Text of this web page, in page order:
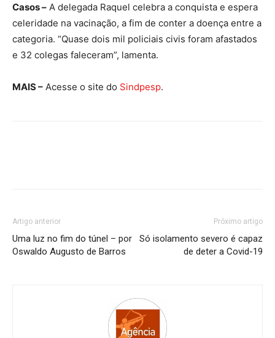
Casos – A delegada Raquel celebra a conquista e espera
celeridade na vacinação, a fim de conter a doença entre a
categoria. “Quase dois mil policiais civis foram afastados
e 32 colegas faleceram”, lamenta.
MAIS – Acesse o site do Sindpesp.
Artigo anterior
Uma luz no fim do túnel – por
Oswaldo Augusto de Barros
Próximo artigo
Só isolamento severo é capaz
de deter a Covid-19